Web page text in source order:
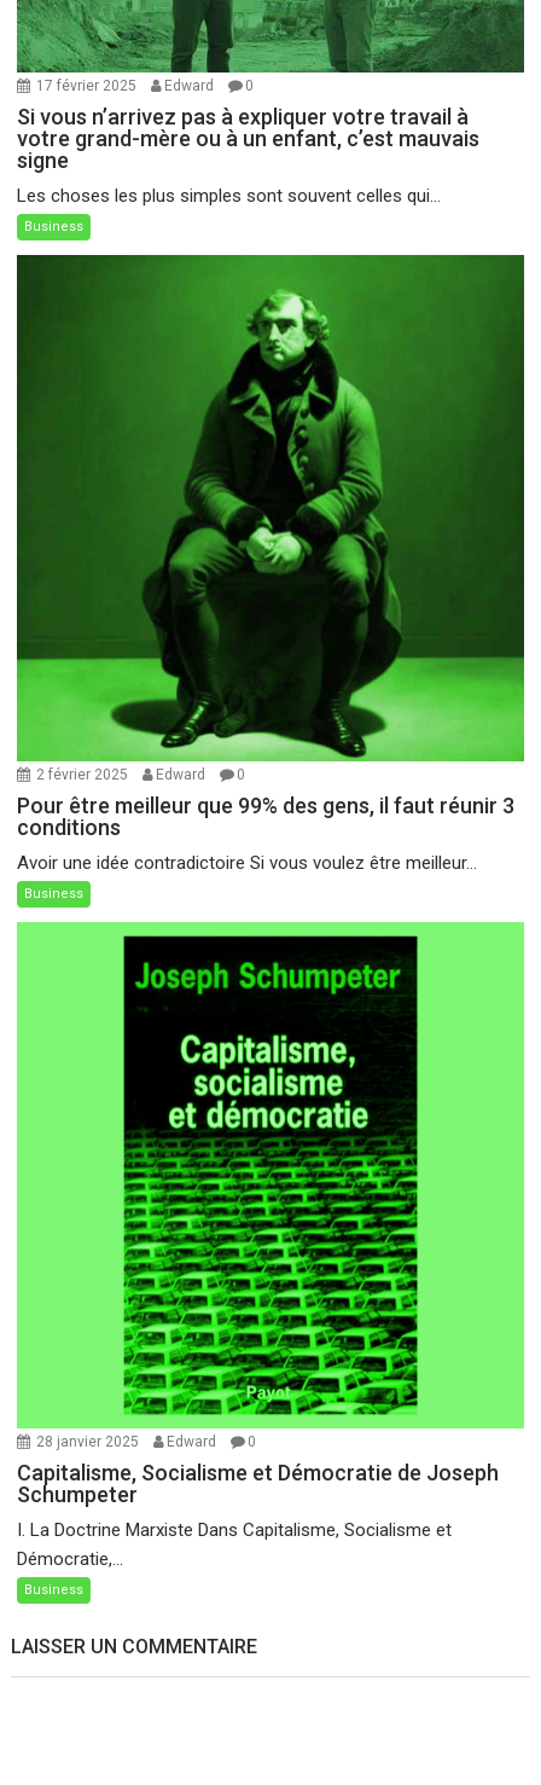
17 février 2025 Edward 0
Si vous n’arrivez pas à expliquer votre travail à
votre grand-mère ou à un enfant, c’est mauvais
signe
Les choses les plus simples sont souvent celles qui...
Business
2 février 2025 Edward 0
Pour être meilleur que 99% des gens, il faut réunir 3
conditions
Avoir une idée contradictoire Si vous voulez être meilleur...
Business
28 janvier 2025 Edward 0
Capitalisme, Socialisme et Démocratie de Joseph
Schumpeter
I. La Doctrine Marxiste Dans Capitalisme, Socialisme et
Démocratie,...
Business
LAISSER UN COMMENTAIRE